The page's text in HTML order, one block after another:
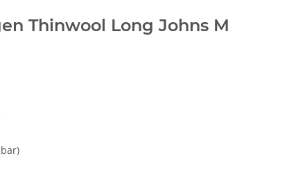
Thinwool Long Johns M